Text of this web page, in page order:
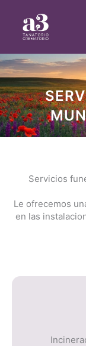
contenido
Servicios
Le ofrecemos
en las